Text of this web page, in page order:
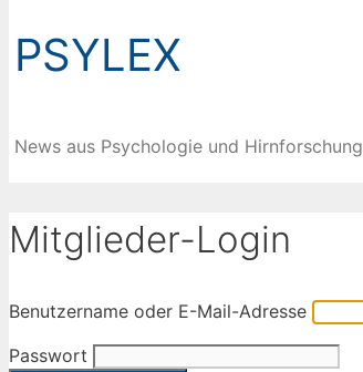
PSYLEX
News aus Psychologie und Hirnforschung
Mitglieder-Login
Benutzername oder E-Mail-Adresse
Passwort